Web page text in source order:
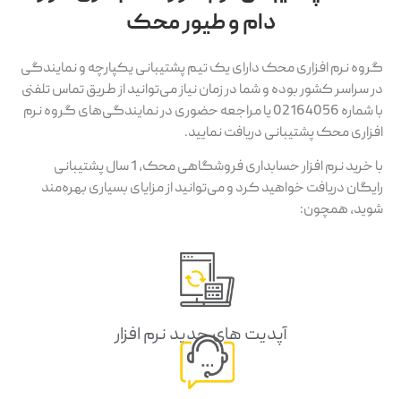
دام و طیور محک
گروه نرم افزاری محک دارای یک تیم پشتیبانی یکپارچه و نمایندگی
در سراسر کشور بوده و شما در زمان نیاز می‌توانید از طریق تماس تلفنی
با شماره 02164056 یا مراجعه حضوری در نمایندگی‌های گروه نرم
افزاری محک پشتیبانی دریافت نمایید.
با خرید نرم افزار حسابداری فروشگاهی محک، 1 سال پشتیبانی
رایگان دریافت خواهید کرد و می‌توانید از مزایای بسیاری بهره‌مند
شوید، همچون:
آپدیت های جدید نرم افزار